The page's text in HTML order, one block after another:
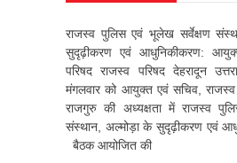
राजस्व पुलिस एवं भूलेख सर्वेक्षण
सुदृढ़ीकरण एवं आधुनिकीकरण:
परिषद राजस्व परिषद देहरादून
मंगलवार को आयुक्त एवं सचिव, राजस्व
राजगुरु की अध्यक्षता में राजस्व
संस्थान, अल्मोड़ा के सुदृढ़ीकरण एवं
बैठक आयोजित की